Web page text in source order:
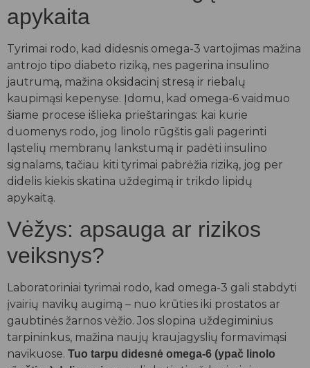
apykaita
Tyrimai rodo, kad didesnis omega-3 vartojimas mažina
antrojo tipo diabeto riziką, nes pagerina insulino
jautrumą, mažina oksidacinį stresą ir riebalų
kaupimąsi kepenyse. Įdomu, kad omega-6 vaidmuo
šiame procese išlieka prieštaringas: kai kurie
duomenys rodo, jog linolo rūgštis gali pagerinti
ląstelių membranų lankstumą ir padėti insulino
signalams, tačiau kiti tyrimai pabrėžia riziką, jog per
didelis kiekis skatina uždegimą ir trikdo lipidų
apykaitą.
Vėžys: apsauga ar rizikos
veiksnys?
Laboratoriniai tyrimai rodo, kad omega-3 gali stabdyti
įvairių navikų augimą – nuo krūties iki prostatos ar
gaubtinės žarnos vėžio. Jos slopina uždegiminius
tarpininkus, mažina naujų kraujagyslių formavimąsi
navikuose. Tuo tarpu didesnė omega-6 (ypač linolo